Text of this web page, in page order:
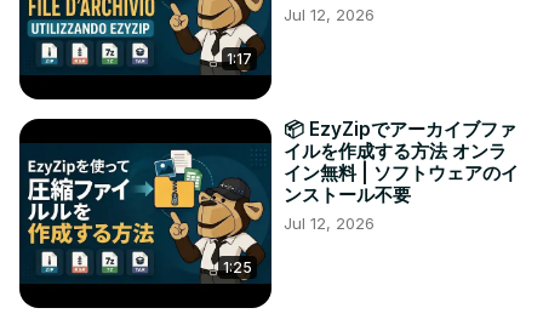
1:17
Jul 12, 2026
1:25
📦 EzyZipでアーカイブファ
イルを作成する方法 オンラ
イン無料 | ソフトウェアのイ
ンストール不要
Jul 12, 2026